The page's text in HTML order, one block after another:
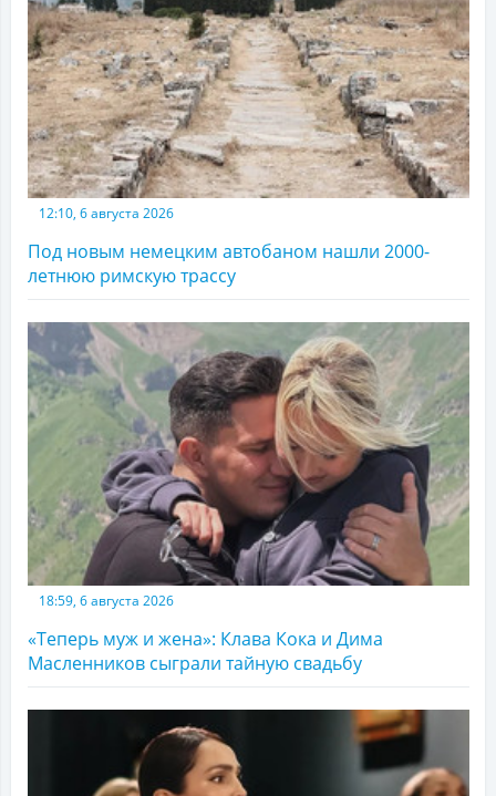
12:10, 6 августа 2026
Под новым немецким автобаном нашли 2000-
летнюю римскую трассу
18:59, 6 августа 2026
«Теперь муж и жена»: Клава Кока и Дима
Масленников сыграли тайную свадьбу